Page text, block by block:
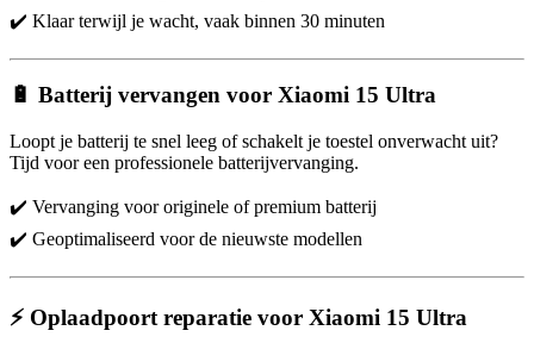
✔️ Klaar terwijl je wacht, vaak binnen 30 minuten
🔋 Batterij vervangen voor Xiaomi 15 Ultra
Loopt je batterij te snel leeg of schakelt je toestel onverwacht uit?
Tijd voor een professionele batterijvervanging.
✔️ Vervanging voor originele of premium batterij
✔️ Geoptimaliseerd voor de nieuwste modellen
⚡ Oplaadpoort reparatie voor Xiaomi 15 Ultra